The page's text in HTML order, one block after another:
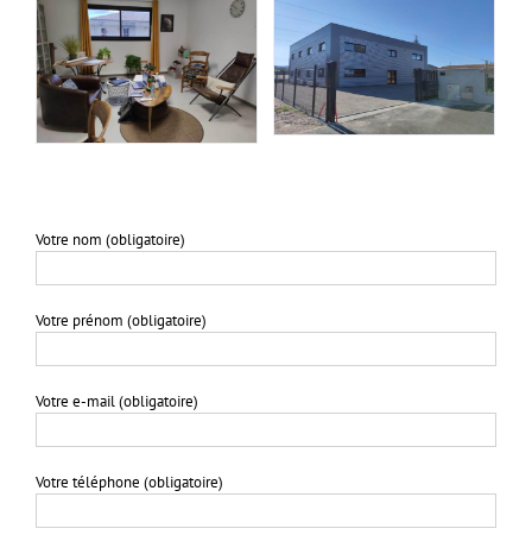
Votre nom (obligatoire)
Votre prénom (obligatoire)
Votre e-mail (obligatoire)
Votre téléphone (obligatoire)